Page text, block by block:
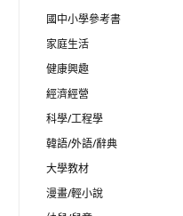
國中小學參考書
家庭生活
健康興趣
經濟經營
科學/工程學
韓語/外語/辭典
大學教材
漫畫/輕小說